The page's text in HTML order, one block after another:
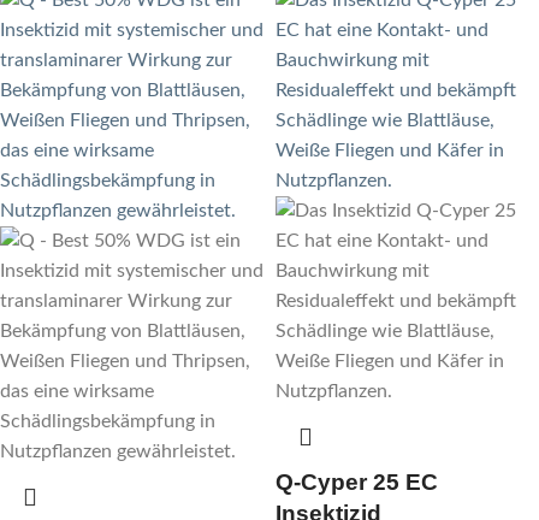
Q-Cyper 25 EC
Insektizid